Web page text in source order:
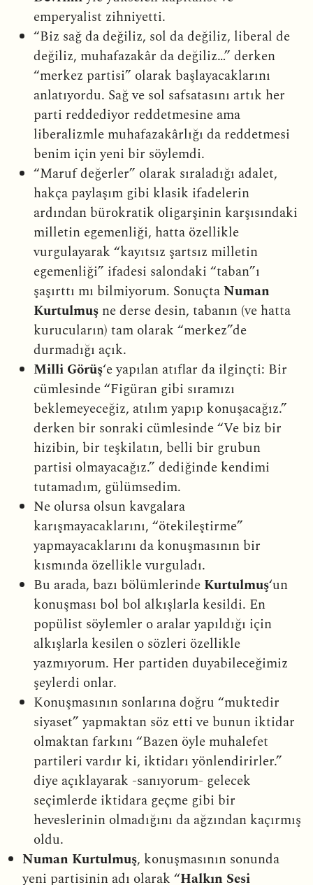
emperyalist zihniyetti.
“Biz sağ da değiliz, sol da değiliz, liberal de
değiliz, muhafazakâr da değiliz…” derken
“merkez partisi” olarak başlayacaklarını
anlatıyordu. Sağ ve sol safsatasını artık her
parti reddediyor reddetmesine ama
liberalizmle muhafazakârlığı da reddetmesi
benim için yeni bir söylemdi.
“Maruf değerler” olarak sıraladığı adalet,
hakça paylaşım gibi klasik ifadelerin
ardından bürokratik oligarşinin karşısındaki
milletin egemenliği, hatta özellikle
vurgulayarak “kayıtsız şartsız milletin
egemenliği” ifadesi salondaki “taban”ı
şaşırttı mı bilmiyorum. SonuçtaNuman
Kurtulmuş ne derse desin, tabanın (ve hatta
kurucuların) tam olarak “merkez”de
durmadığı açık.
Milli Görüş‘e yapılan atıflar da ilginçti: Bir
cümlesinde “Figüran gibi sıramızı
beklemeyeceğiz, atılım yapıp konuşacağız.”
derken bir sonraki cümlesinde “Ve biz bir
hizibin, bir teşkilatın, belli bir grubun
partisi olmayacağız.” dediğinde kendimi
tutamadım, gülümsedim.
Ne olursa olsun kavgalara
karışmayacaklarını, “ötekileştirme”
yapmayacaklarını da konuşmasının bir
kısmında özellikle vurguladı.
Bu arada, bazı bölümlerinde Kurtulmuş‘un
konuşması bol bol alkışlarla kesildi. En
popülist söylemler o aralar yapıldığı için
alkışlarla kesilen o sözleri özellikle
yazmıyorum. Her partiden duyabileceğimiz
şeylerdi onlar.
Konuşmasının sonlarına doğru “muktedir
siyaset” yapmaktan söz etti ve bunun iktidar
olmaktan farkını “Bazen öyle muhalefet
partileri vardır ki, iktidarı yönlendirirler.”
diye açıklayarak -sanıyorum- gelecek
seçimlerde iktidara geçme gibi bir
heveslerinin olmadığını da ağzından kaçırmış
oldu.
Numan Kurtulmuş, konuşmasının sonunda
yeni partisinin adı olarak “Halkın Sesi